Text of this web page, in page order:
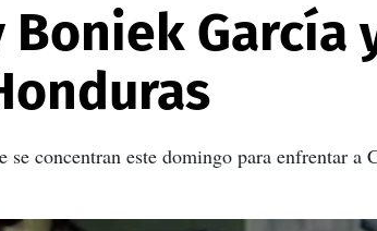
García
concentran este domingo para enfrentar a